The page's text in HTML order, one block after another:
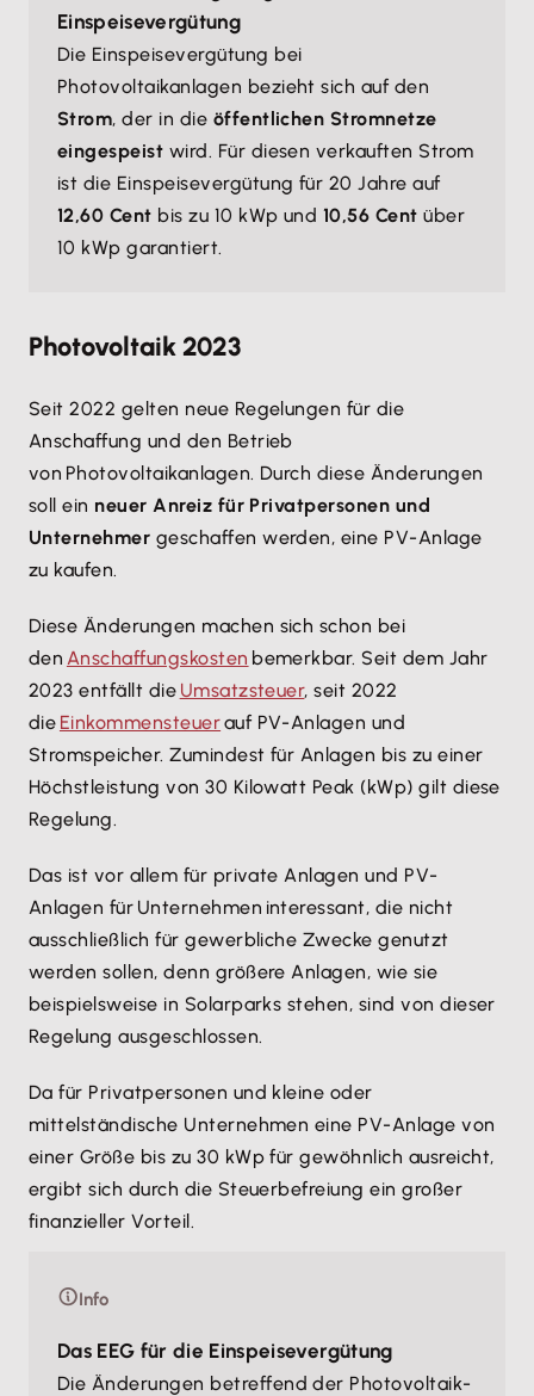
Einspeisevergütung
Die Einspeisevergütung bei
Photovoltaikanlagen bezieht sich auf den
Strom, der in die öffentlichen Stromnetze
eingespeist wird. Für diesen verkauften Strom
ist die Einspeisevergütung für 20 Jahre auf
12,60 Cent bis zu 10 kWp und 10,56 Cent über
10 kWp garantiert.
Photovoltaik 2023
Seit 2022 gelten neue Regelungen für die
Anschaffung und den Betrieb
von Photovoltaikanlagen. Durch diese Änderungen
soll ein neuer Anreiz für Privatpersonen und
Unternehmer geschaffen werden, eine PV-Anlage
zu kaufen.
Diese Änderungen machen sich schon bei
den Anschaffungskosten bemerkbar. Seit dem Jahr
2023 entfällt die Umsatzsteuer, seit 2022
die Einkommensteuerauf PV-Anlagen und
Stromspeicher. Zumindest für Anlagen bis zu einer
Höchstleistung von 30 Kilowatt Peak (kWp) gilt diese
Regelung.
Das ist vor allem für private Anlagen und PV-
Anlagen für Unternehmen interessant, die nicht
ausschließlich für gewerbliche Zwecke genutzt
werden sollen, denn größere Anlagen, wie sie
beispielsweise in Solarparks stehen, sind von dieser
Regelung ausgeschlossen.
Da für Privatpersonen und kleine oder
mittelständische Unternehmen eine PV-Anlage von
einer Größe bis zu 30 kWp für gewöhnlich ausreicht,
ergibt sich durch die Steuerbefreiung ein großer
finanzieller Vorteil.
Info
Das EEG für die Einspeisevergütung
Die Änderungen betreffend der Photovoltaik-